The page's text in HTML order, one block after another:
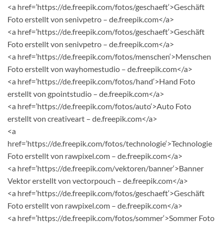
<a href=’https://de.freepik.com/fotos/geschaeft‘>Geschäft
Foto erstellt von senivpetro – de.freepik.com</a>
<a href=’https://de.freepik.com/fotos/geschaeft‘>Geschäft
Foto erstellt von senivpetro – de.freepik.com</a>
<a href=’https://de.freepik.com/fotos/menschen‘>Menschen
Foto erstellt von wayhomestudio – de.freepik.com</a>
<a href=’https://de.freepik.com/fotos/hand‘>Hand Foto
erstellt von gpointstudio – de.freepik.com</a>
<a href=’https://de.freepik.com/fotos/auto‘>Auto Foto
erstellt von creativeart – de.freepik.com</a>
<a
href=’https://de.freepik.com/fotos/technologie‘>Technologie
Foto erstellt von rawpixel.com – de.freepik.com</a>
<a href=’https://de.freepik.com/vektoren/banner‘>Banner
Vektor erstellt von vectorpouch – de.freepik.com</a>
<a href=’https://de.freepik.com/fotos/geschaeft‘>Geschäft
Foto erstellt von rawpixel.com – de.freepik.com</a>
<a href=’https://de.freepik.com/fotos/sommer‘>Sommer Foto